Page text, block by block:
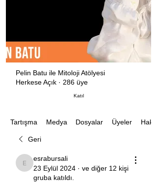
Pelin Batu ile Mitoloji Atölyesi
Herkese Açık · 286 üye
Katıl
Tartışma Medya Dosyalar Üyeler
Geri
esrabursali
esrabursali
23 Eylül 2024 · ve diğer 12 kişi
gruba katıldı.